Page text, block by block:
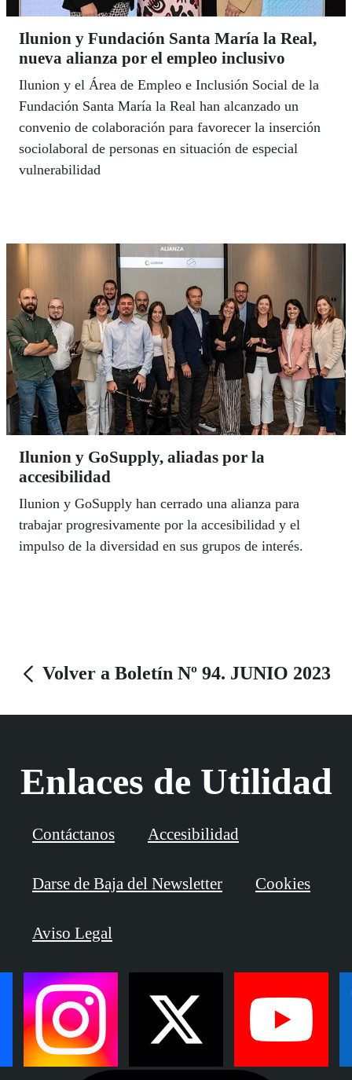
Ilunion y Fundación Santa María la Real,
nueva alianza por el empleo inclusivo
Ilunion y el Área de Empleo e Inclusión Social de la
Fundación Santa María la Real han alcanzado un
convenio de colaboración para favorecer la inserción
sociolaboral de personas en situación de especial
vulnerabilidad
Ilunion y GoSupply, aliadas por la
accesibilidad
Ilunion y GoSupply han cerrado una alianza para
trabajar progresivamente por la accesibilidad y el
impulso de la diversidad en sus grupos de interés.
Volver a Boletín Nº 94. JUNIO 2023
Enlaces de Utilidad
Contáctanos Accesibilidad
Darse de Baja del Newsletter Cookies
Aviso Legal